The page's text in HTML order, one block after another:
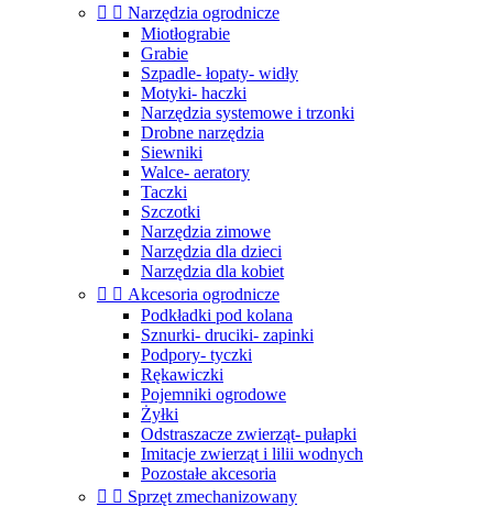
  Narzędzia ogrodnicze
Miotłograbie
Grabie
Szpadle- łopaty- widły
Motyki- haczki
Narzędzia systemowe i trzonki
Drobne narzędzia
Siewniki
Walce- aeratory
Taczki
Szczotki
Narzędzia zimowe
Narzędzia dla dzieci
Narzędzia dla kobiet
  Akcesoria ogrodnicze
Podkładki pod kolana
Sznurki- druciki- zapinki
Podpory- tyczki
Rękawiczki
Pojemniki ogrodowe
Żyłki
Odstraszacze zwierząt- pułapki
Imitacje zwierząt i lilii wodnych
Pozostałe akcesoria
  Sprzęt zmechanizowany